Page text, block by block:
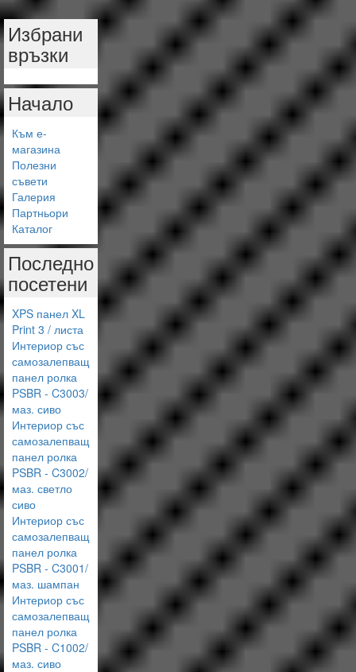
Избрани
връзки
Начало
Към е-
магазина
Полезни
съвети
Галерия
Партньори
Каталог
Последно
посетени
XPS панел XL
Print 3 / листа
Интериор със
самозалепващ
панел ролка
PSBR - C3003/
маз. сиво
Интериор със
самозалепващ
панел ролка
PSBR - C3002/
маз. светло
сиво
Интериор със
самозалепващ
панел ролка
PSBR - C3001/
маз. шампан
Интериор със
самозалепващ
панел ролка
PSBR - C1002/
маз. сиво